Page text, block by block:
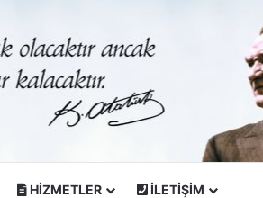
HİZMETLER İLETİŞİM